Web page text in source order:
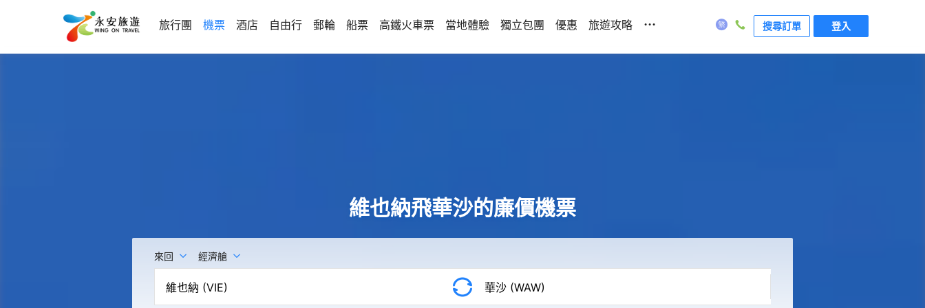
旅行團 機票 酒店 自由行 郵輪 船票 高鐵火車票 當地體驗 獨立包團 優惠 旅遊攻略 ... 搜尋訂單 登入
維也納飛華沙的廉價機票
來回 經濟艙